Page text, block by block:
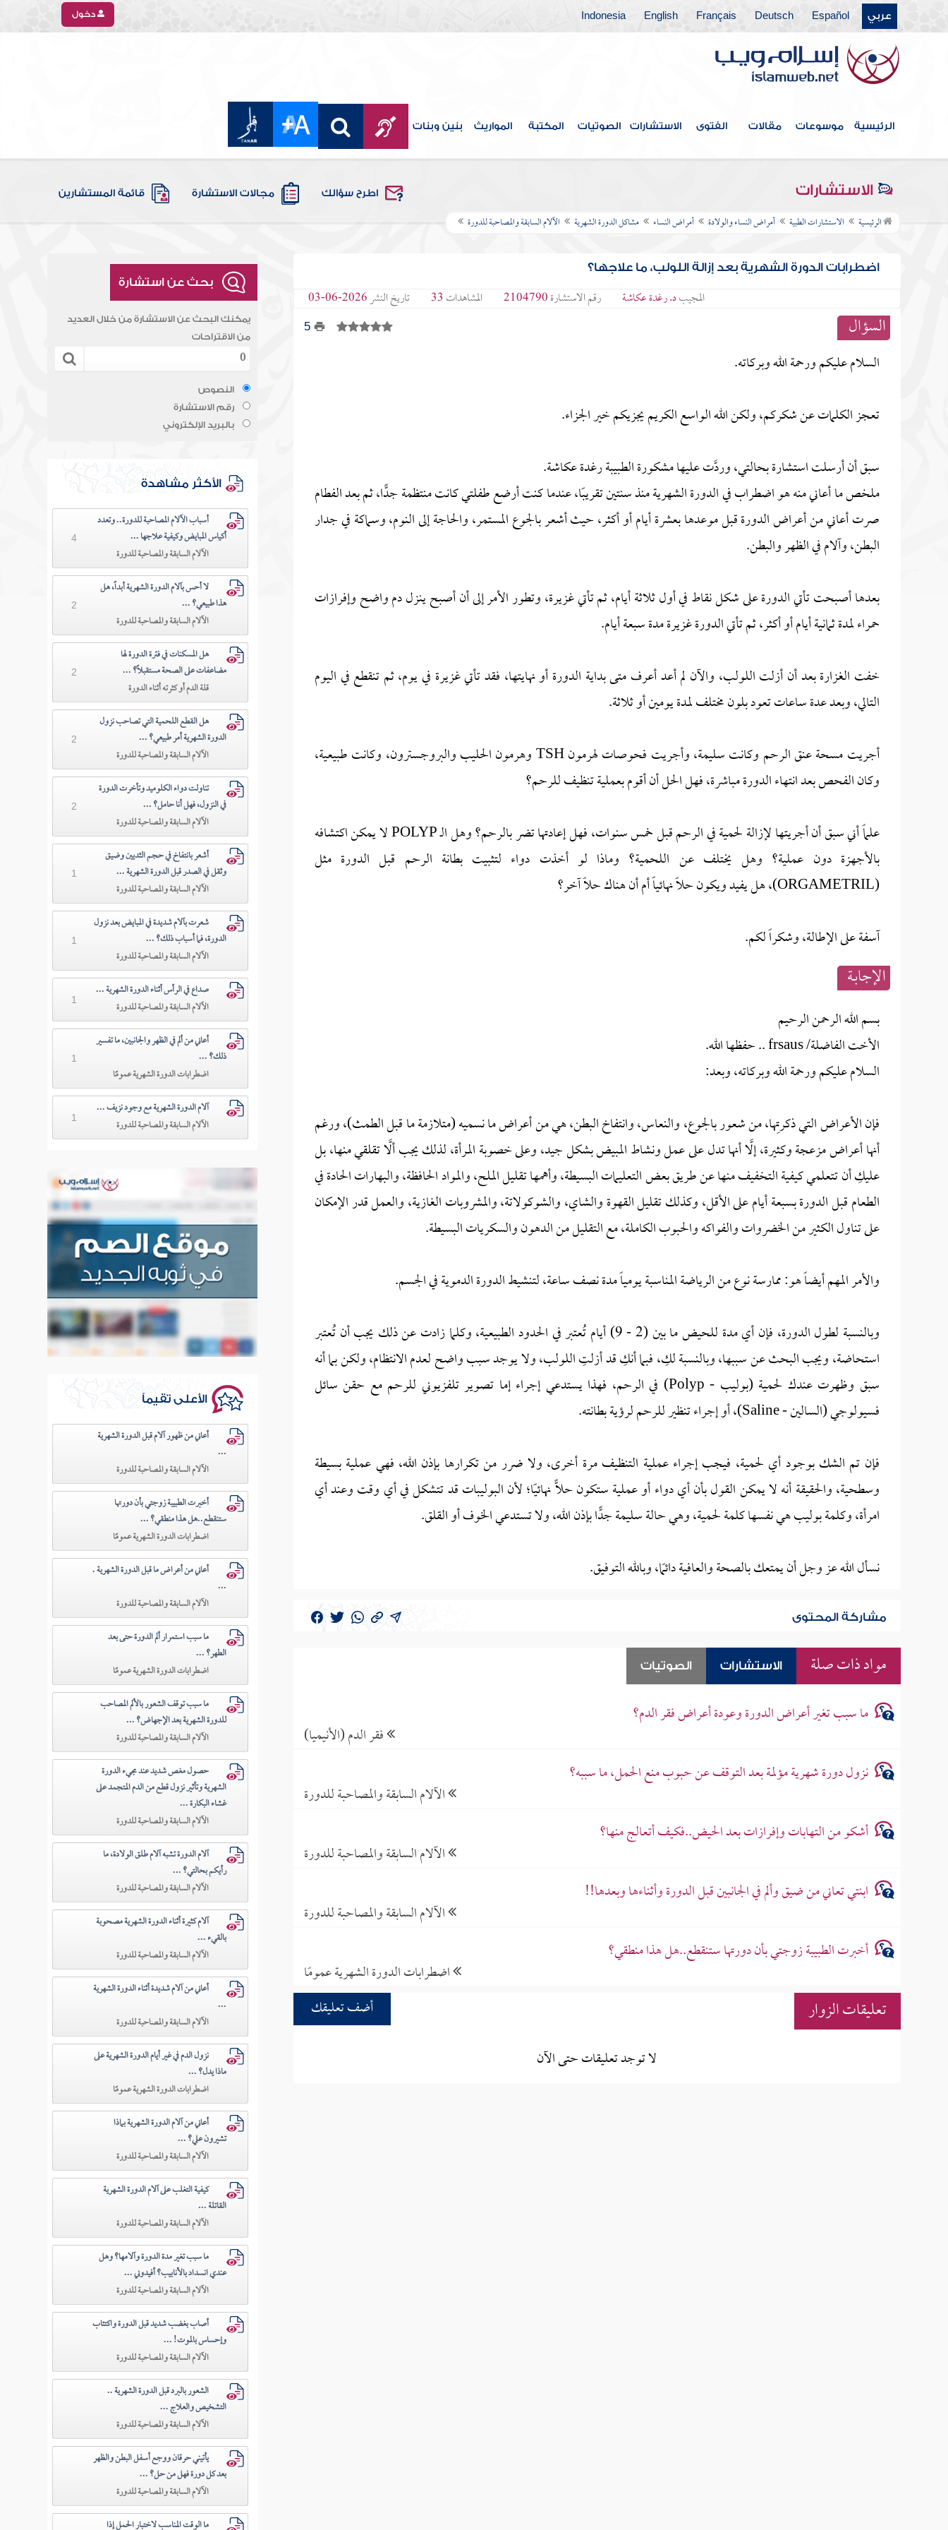
عربي Español
Deutsch
Français
English
Indonesia دخول
الرئيسية موسوعات مقالات الفتوى الاستشارات الصوتيات المكتبة المواريث بنين وبنات
الاستشارات اطرح سؤالك مجالات الاستشارة قائمة المستشارين
الرئيسية الاستشارات الطبية أمراض النساء والولادة أمراض النساء مشاكل الدورة الشهرية الآلام السابقة والمصاحبة للدورة
اضطرابات الدورة الشهرية بعد إزالة اللولب، ما علاجها؟
المجيبد. رغدة عكاشة رقم الاستشارة2104790 المشاهدات33 تاريخ النشر2026-06-03
السؤال 5
السلام عليكم ورحمة الله وبركاته.
تعجز الكلمات عن شكركم، ولكن الله الواسع الكريم يجزيكم خير الجزاء.
سبق أن أرسلت استشارة بحالتي، وردَّت عليها مشكورة الطبيبة رغدة عكاشة.
ملخص ما أعاني منه هو اضطراب في الدورة الشهرية منذ سنتين تقريبًا، عندما كنت أرضع طفلتي كانت منتظمة جدًّا، ثم بعد الفطام
صرت أعاني من أعراض الدورة قبل موعدها بعشرة أيام أو أكثر، حيث أشعر بالجوع المستمر، والحاجة إلى النوم، وسماكة في جدار
البطن، وآلام في الظهر والبطن.
بعدها أصبحت تأتي الدورة على شكل نقاط في أول ثلاثة أيام، ثم تأتي غزيرة، وتطور الأمر إلى أن أصبح ينزل دم واضح وإفرازات
حمراء لمدة ثمانية أيام أو أكثر، ثم تأتي الدورة غزيرة مدة سبعة أيام.
خفت الغزارة بعد أن أزلت اللولب، والآن لم أعد أعرف متى بداية الدورة أو نهايتها، فقد تأتي غزيرة في يوم، ثم تنقطع في اليوم
التالي، وبعد عدة ساعات تعود بلون مختلف لمدة يومين أو ثلاثة.
أجريت مسحة عنق الرحم وكانت سليمة، وأجريت فحوصات لهرمون TSH وهرمون الحليب والبروجسترون، وكانت طبيعية،
وكان الفحص بعد انتهاء الدورة مباشرة، فهل الحل أن أقوم بعملية تنظيف للرحم؟
علماً أني سبق أن أجريتها لإزالة لحمية في الرحم قبل خمس سنوات، فهل إعادتها تضر بالرحم؟ وهل الـ POLYP لا يمكن اكتشافه
بالأجهزة دون عملية؟ وهل يختلف عن اللحمية؟ وماذا لو أخذت دواء لتثبيت بطانة الرحم قبل الدورة مثل
(ORGAMETRIL)، هل يفيد ويكون حلاً نهائياً أم أن هناك حلاً آخر؟
آسفة على الإطالة، وشكراً لكم.
الإجابــة
بسم الله الرحمن الرحيم
الأخت الفاضلة/ frsaus .. حفظها الله.
السلام عليكم ورحمة الله وبركاته، وبعد:
فإن الأعراض التي ذكرتِها، من شعور بالجوع، والنعاس، وانتفاخ البطن، هي من أعراض ما نسميه (متلازمة ما قبل الطمث)، ورغم
أنها أعراض مزعجة وكثيرة، إلَّا أنها تدل على عمل ونشاط المبيض بشكل جيد، وعلى خصوبة المرأة، لذلك يجب ألَّا تقلقي منها، بل
عليكِ أن تتعلمي كيفية التخفيف منها عن طريق بعض التعليمات البسيطة، وأهمها تقليل الملح، والمواد الحافظة، والبهارات الحادة في
الطعام قبل الدورة بسبعة أيام على الأقل، وكذلك تقليل القهوة والشاي، والشوكولاتة، والمشروبات الغازية، والعمل قدر الإمكان
على تناول الكثير من الخضروات والفواكه والحبوب الكاملة، مع التقليل من الدهون والسكريات البسيطة.
والأمر المهم أيضاً هو: ممارسة نوع من الرياضة المناسبة يومياً مدة نصف ساعة، لتنشيط الدورة الدموية في الجسم.
وبالنسبة لطول الدورة، فإن أي مدة للحيض ما بين (2 - 9) أيام تُعتبر في الحدود الطبيعية، وكلما زادت عن ذلك يجب أن تُعتبر
استحاضة، ويجب البحث عن سببها، وبالنسبة لكِ، فبما أنكِ قد أزلتِ اللولب، ولا يوجد سبب واضح لعدم الانتظام، ولكن بما أنه
سبق وظهرت عندك لحمية (بوليب - Polyp) في الرحم، فهذا يستدعي إجراء إما تصوير تلفزيوني للرحم مع حقن سائل
فسيولوجي (السالين - Saline)، أو إجراء تنظير للرحم لرؤية بطانته.
فإن تم الشك بوجود أي لحمية، فيجب إجراء عملية التنظيف مرة أخرى، ولا ضرر من تكرارها بإذن الله، فهي عملية بسيطة
وسطحية، والحقيقة أنه لا يمكن القول بأن أي دواء أو عملية ستكون حلًّا نهائيًا؛ لأن البوليبات قد تتشكل في أي وقت وعند أي
امرأة، وكلمة بوليب هي نفسها كلمة لحمية، وهي حالة سليمة جدًّا بإذن الله، ولا تستدعي الخوف أو القلق.
نسأل الله عز وجل أن يمتعك بالصحة والعافية دائمًا، وبالله التوفيق.
مشاركة المحتوى
مواد ذات صلة الاستشارات الصوتيات
ما سبب تغير أعراض الدورة وعودة أعراض فقر الدم؟
فقر الدم (الأنيميا)
نزول دورة شهرية مؤلمة بعد التوقف عن حبوب منع الحمل، ما سببه؟
الآلام السابقة والمصاحبة للدورة
أشكو من التهابات وإفرازات بعد الحيض..فكيف أتعالج منها؟
الآلام السابقة والمصاحبة للدورة
ابنتي تعاني من ضيق وألم في الجانبين قبل الدورة وأثناءها وبعدها!!
الآلام السابقة والمصاحبة للدورة
أخبرت الطبيبة زوجتي بأن دورتها ستنقطع..هل هذا منطقي؟
اضطرابات الدورة الشهرية عمومًا
تعليقات الزوار
أضف تعليقك
لا توجد تعليقات حتى الآن
بحث عن استشارة
يمكنك البحث عن الاستشارة من خلال العديد
من الاقتراحات
النصوص
رقم الاستشارة
بالبريد الإلكتروني
الأكثر مشاهدة
أسباب الآلام المصاحبة للدورة.. وتعدد
أكياس المبايض وكيفية علاجها ...
الآلام السابقة والمصاحبة للدورة
4
لا أحس بآلام الدورة الشهرية أبداً، هل
هذا طبيعي؟ ...
الآلام السابقة والمصاحبة للدورة
2
هل المسكنات في فترة الدورة لها
مضاعفات على الصحة مستقبلاً؟ ...
قلة الدم أو كثرته أثناء الدورة
2
هل القطع اللحمية التي تصاحب نزول
الدورة الشهرية أمر طبيعي؟ ...
الآلام السابقة والمصاحبة للدورة
2
تناولت دواء الكلوميد وتأخرت الدورة
في النزول، فهل أنا حامل؟ ...
الآلام السابقة والمصاحبة للدورة
2
أشعر بانتفاخ في حجم الثديين وضيق
وثقل في الصدر قبل الدورة الشهرية ...
الآلام السابقة والمصاحبة للدورة
1
شعرت بآلام شديدة في المبايض بعد نزول
الدورة، فما أسباب ذلك؟ ...
الآلام السابقة والمصاحبة للدورة
1
صداع في الرأس أثناء الدورة الشهرية ...
الآلام السابقة والمصاحبة للدورة
1
أعاني من ألم في الظهر والجانبين، ما تفسير
ذلك؟ ...
اضطرابات الدورة الشهرية عمومًا
1
آلام الدورة الشهرية مع وجود نزيف ...
الآلام السابقة والمصاحبة للدورة
1
الأعلى تقيماً
أعاني من ظهور آلام قبل الدورة الشهرية
...
الآلام السابقة والمصاحبة للدورة
أخبرت الطبيبة زوجتي بأن دورتها
ستنقطع..هل هذا منطقي؟ ...
اضطرابات الدورة الشهرية عمومًا
أعاني من أعراض ما قبل الدورة الشهرية .
...
الآلام السابقة والمصاحبة للدورة
ما سبب استمرار ألم الدورة حتى بعد
الطهر؟ ...
اضطرابات الدورة الشهرية عمومًا
ما سبب توقف الشعور بالألم المصاحب
للدورة الشهرية بعد الإجهاض؟ ...
الآلام السابقة والمصاحبة للدورة
حصول مغص شديد عند مجيء الدورة
الشهرية وتأثير نزول قطع من الدم المتجمد على
غشاء البكارة ...
الآلام السابقة والمصاحبة للدورة
آلام الدورة تشبه آلام طلق الولادة، ما
رأيكم بحالتي؟ ...
الآلام السابقة والمصاحبة للدورة
آلام كثيرة أثناء الدورة الشهرية مصحوبة
بالقيء ...
الآلام السابقة والمصاحبة للدورة
أعاني من آلام شديدة أثناء الدورة الشهرية
...
الآلام السابقة والمصاحبة للدورة
نزول الدم في غير أيام الدورة الشهرية على
ماذا يدل؟ ...
اضطرابات الدورة الشهرية عمومًا
أعاني من آلام الدورة الشهرية بماذا
تشيرون علي؟ ...
الآلام السابقة والمصاحبة للدورة
كيفية التغلب على آلام الدورة الشهرية
القاتلة ...
الآلام السابقة والمصاحبة للدورة
ما سبب تغير مدة الدورة وآلامها؟ وهل
عندي انسداد بالأنابيب؟ أفيدوني ...
الآلام السابقة والمصاحبة للدورة
أصاب بغضب شديد قبل الدورة واكتئاب
وإحساس بالموت! ...
الآلام السابقة والمصاحبة للدورة
الشعور بالبرد قبل الدورة الشهرية ..
التشخيص والعلاج ...
الآلام السابقة والمصاحبة للدورة
يأتيني حرقان ووجع أسفل البطن والظهر
بعد كل دورة فهل من حل؟ ...
الآلام السابقة والمصاحبة للدورة
ما الوقت المناسب لاختبار الحمل إذا